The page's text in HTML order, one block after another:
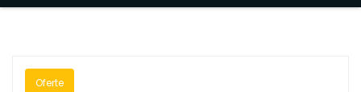
Oferte